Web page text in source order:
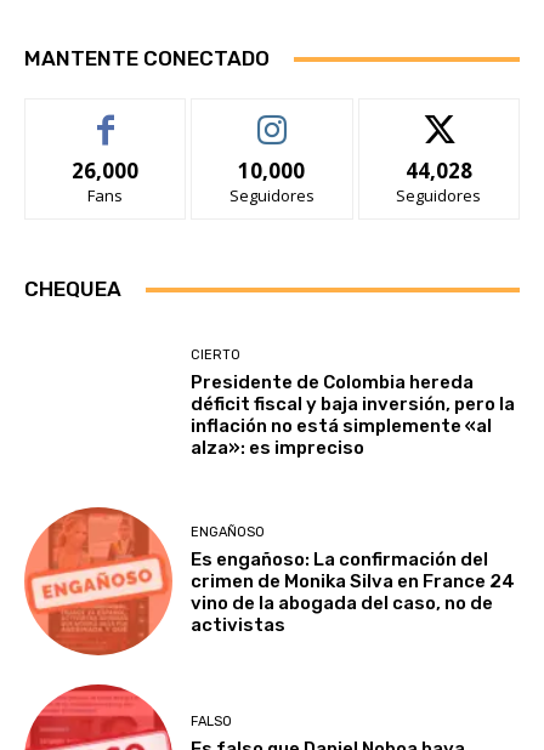
MANTENTE CONECTADO
26,000
Fans
10,000
Seguidores
44,028
Seguidores
CHEQUEA
CIERTO
Presidente de Colombia hereda
déficit fiscal y baja inversión, pero la
inflación no está simplemente «al
alza»: es impreciso
ENGAÑOSO
Es engañoso: La confirmación del
crimen de Monika Silva en France 24
vino de la abogada del caso, no de
activistas
FALSO